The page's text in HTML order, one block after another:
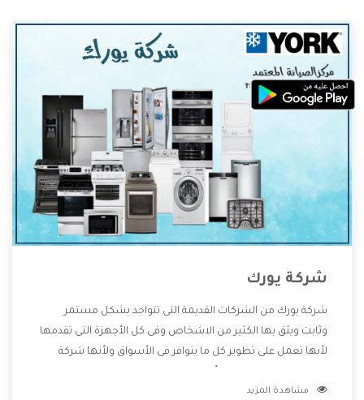
شركة يورك
شركة يورك من الشركات القديمة التى تتواجد بشكل مستمر
وثابت ويثق بها الكثير من الاشخاص وفى كل الأجهزة التى تقدمها
لأنها تعمل على تطوير كل ما يتوافر فى الأسواق ولأنها شركة
وتقدم للعملاء أقوى العروض والخصومات التى تسهل على
مشاهدة المزيد